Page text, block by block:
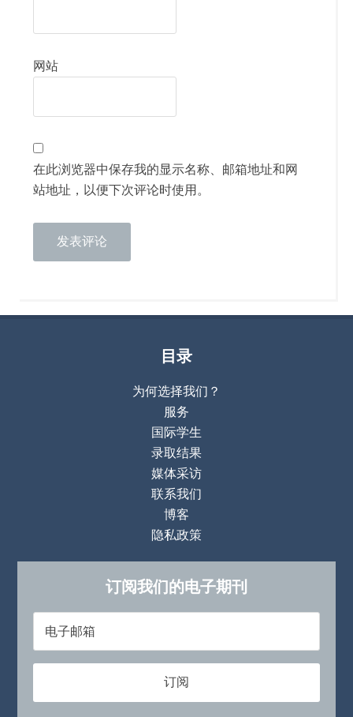
网站
在此浏览器中保存我的显示名称、邮箱地址和网
站地址，以便下次评论时使用。
目录
为何选择我们？
服务
国际学生
录取结果
媒体采访
联系我们
博客
隐私政策
订阅我们的电子期刊